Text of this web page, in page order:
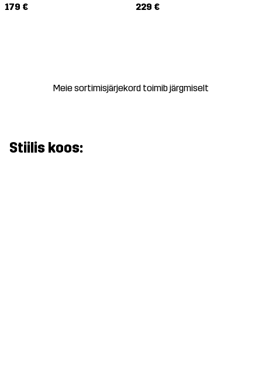
179 € 229 €
Meie sortimisjärjekord toimib järgmiselt
Stiilis koos: